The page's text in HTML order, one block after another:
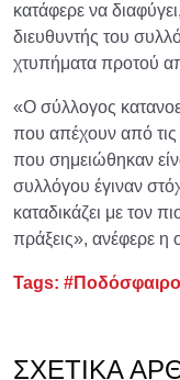
κατάφερε να
διευθυντής του
χτυπήματα προτού
«Ο σύλλογος
που απέχουν από τις
που σημειώθηκαν
συλλόγου έγιναν
καταδικάζει με τον
πράξεις», ανέφερε η
Tags: #Ποδόσφαιρο
ΣΧΕΤΙΚΆ